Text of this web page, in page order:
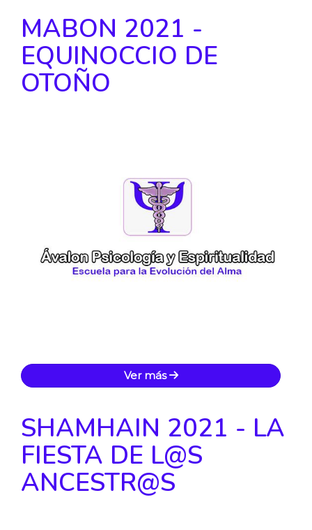
MABON 2021 -
EQUINOCCIO DE
OTOÑO
Ver más
SHAMHAIN 2021 - LA
FIESTA DE L@S
ANCESTR@S